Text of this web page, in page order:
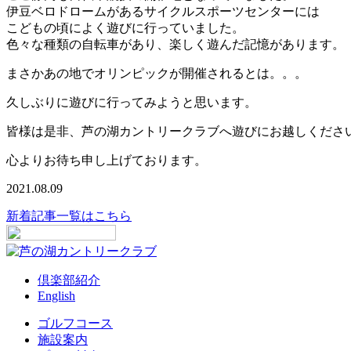
伊豆ベロドロームがあるサイクルスポーツセンターには
こどもの頃によく遊びに行っていました。
色々な種類の自転車があり、楽しく遊んだ記憶があります。
まさかあの地でオリンピックが開催されるとは。。。
久しぶりに遊びに行ってみようと思います。
皆様は是非、芦の湖カントリークラブへ遊びにお越しくださ
心よりお待ち申し上げております。
2021.08.09
新着記事一覧はこちら
倶楽部紹介
English
ゴルフコース
施設案内